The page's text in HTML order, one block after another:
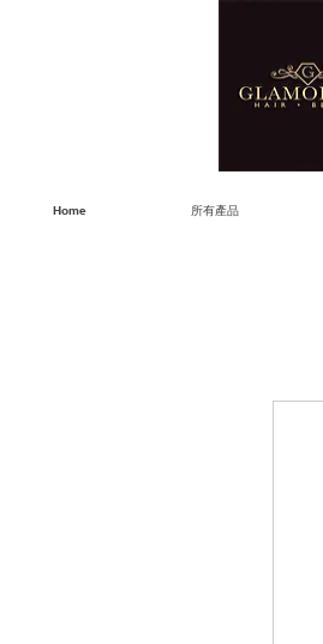
Home 所有產品